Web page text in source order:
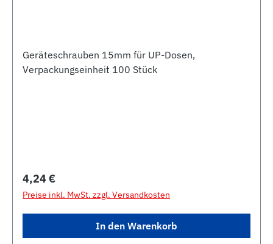
Geräteschrauben 15mm für UP-Dosen,
Verpackungseinheit 100 Stück
Regulärer Preis:
4,24 €
Preise inkl. MwSt. zzgl. Versandkosten
In den Warenkorb